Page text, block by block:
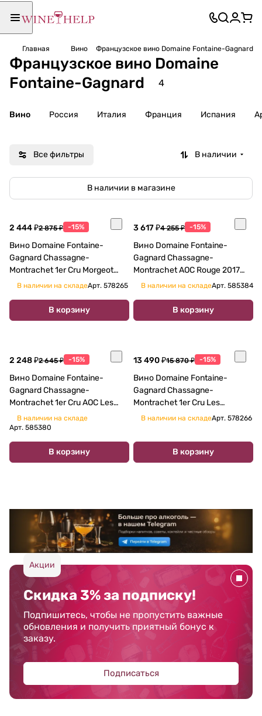
Главная Вино Французское вино Domaine Fontaine-Gagnard
Французское вино Domaine
Fontaine-Gagnard
4
Вино Россия Италия Франция Испания
Все фильтры В наличии
В наличии в магазине
2 444 ₽2 875 ₽ -15%
Вино Domaine Fontaine-
Gagnard Chassagne-
Montrachet 1er Cru Morgeot
AOC Blanc 2017 750 мл
В наличии на складеАрт. 578265
В корзину
3 617 ₽4 255 ₽ -15%
Вино Domaine Fontaine-
Gagnard Chassagne-
Montrachet AOC Rouge 2017
750 мл
В наличии на складеАрт. 585384
В корзину
2 248 ₽2 645 ₽ -15%
Вино Domaine Fontaine-
Gagnard Chassagne-
Montrachet 1er Cru AOC Les
Vergers Blanc 2017 750 мл
В наличии на складе
Арт. 585380
В корзину
13 490 ₽15 870 ₽ -15%
Вино Domaine Fontaine-
Gagnard Chassagne-
Montrachet 1er Cru Les
Caillerets Blanc 2017 750 мл
В наличии на складеАрт. 578266
В корзину
Акции
Скидка 3% за подписку!
Подпишитесь, чтобы не пропустить важные
обновления и получить приятный бонус к
заказу.
Подписаться